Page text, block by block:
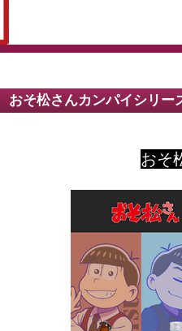
おそ松さんカンパイシリー